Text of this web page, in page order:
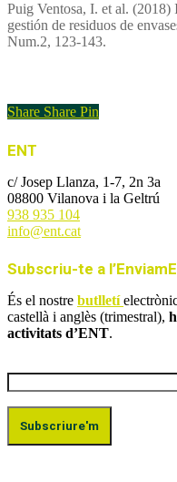
Puig Ventosa, I. et al. (2018)
gestión de residuos de
Num.2, 123-143.
Share Share Pin
ENT
c/ Josep Llanza, 1-7, 2n 3a
08800 Vilanova i la Geltrú
938 935 104
info@ent.cat
Subscriu-te a
És el nostre butlletí
castellà i anglès (trimestral),
activitats d’ENT.